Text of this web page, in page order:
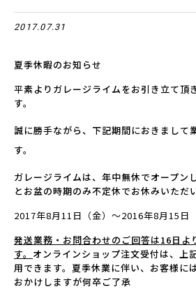
2017.07.31
夏季休暇のお知らせ
平素よりガレージライムをお引き立て頂
す。
誠に勝手ながら、下記期間におきまして
す。
ガレージライムは、年中無休でオープン
とお盆の時期のみ不定休でお休みいただ
2017年8月11日（金）～2016年8月15日
発送業務・お問合わせのご回答は16日よ
す。 オンラインショップ注文受付は、上
用できます。夏季休業に伴い、お客様に
おかけしますが何卒ご了承